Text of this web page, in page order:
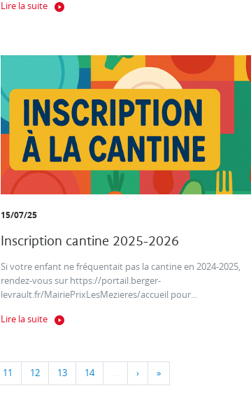
Lire la suite
15/07/25
Inscription cantine 2025-2026
Si votre enfant ne fréquentait pas la cantine en 2024-2025,
rendez-vous sur https://portail.berger-
levrault.fr/MairiePrixLesMezieres/accueil pour...
Lire la suite
11 12 13 14 … › »